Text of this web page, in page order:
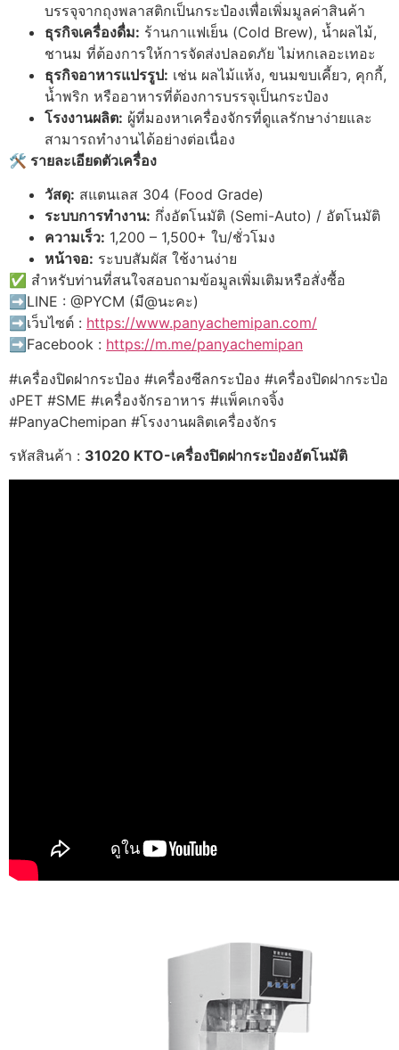
บรรจุจากถุงพลาสติกเป็นกระป๋องเพื่อเพิ่มมูลค่าสินค้า
ธุรกิจเครื่องดื่ม: ร้านกาแฟเย็น (Cold Brew), น้ำผลไม้,
ชานม ที่ต้องการให้การจัดส่งปลอดภัย ไม่หกเลอะเทอะ
ธุรกิจอาหารแปรรูป: เช่น ผลไม้แห้ง, ขนมขบเคี้ยว, คุกกี้,
น้ำพริก หรืออาหารที่ต้องการบรรจุเป็นกระป๋อง
โรงงานผลิต: ผู้ที่มองหาเครื่องจักรที่ดูแลรักษาง่ายและ
สามารถทำงานได้อย่างต่อเนื่อง
🛠 รายละเอียดตัวเครื่อง
วัสดุ: สแตนเลส 304 (Food Grade)
ระบบการทำงาน: กึ่งอัตโนมัติ (Semi-Auto) / อัตโนมัติ
ความเร็ว: 1,200 – 1,500+ ใบ/ชั่วโมง
หน้าจอ: ระบบสัมผัส ใช้งานง่าย
✅ สำหรับท่านที่สนใจสอบถามข้อมูลเพิ่มเติมหรือสั่งซื้อ
➡️LINE : @PYCM (มี@นะคะ)
➡️เว็บไซต์ : https://www.panyachemipan.com/
➡️Facebook : https://m.me/panyachemipan
#เครื่องปิดฝากระป๋อง #เครื่องซีลกระป๋อง #เครื่องปิดฝากระป๋อ
งPET #SME #เครื่องจักรอาหาร #แพ็คเกจจิ้ง
#PanyaChemipan #โรงงานผลิตเครื่องจักร
รหัสสินค้า : 31020 KTO-เครื่องปิดฝากระป๋องอัตโนมัติ